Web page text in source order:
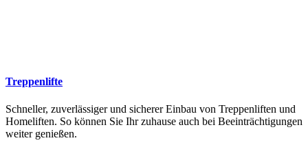
Treppenlifte
Schneller, zuverlässiger und sicherer Einbau von Treppenliften und
Homeliften. So können Sie Ihr zuhause auch bei Beeinträchtigungen
weiter genießen.